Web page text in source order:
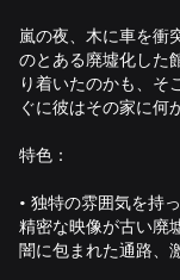
嵐の夜、木に車を衝
のとある廃墟化した
り着いたのかも、そ
ぐに彼はその家に何
特色：
• 独特の雰囲気を持
精密な映像が古い廃
闇に包まれた通路、
うなストーリー、